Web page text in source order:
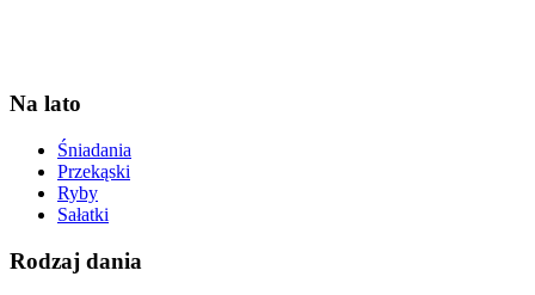
Na lato
Śniadania
Przekąski
Ryby
Sałatki
Rodzaj dania